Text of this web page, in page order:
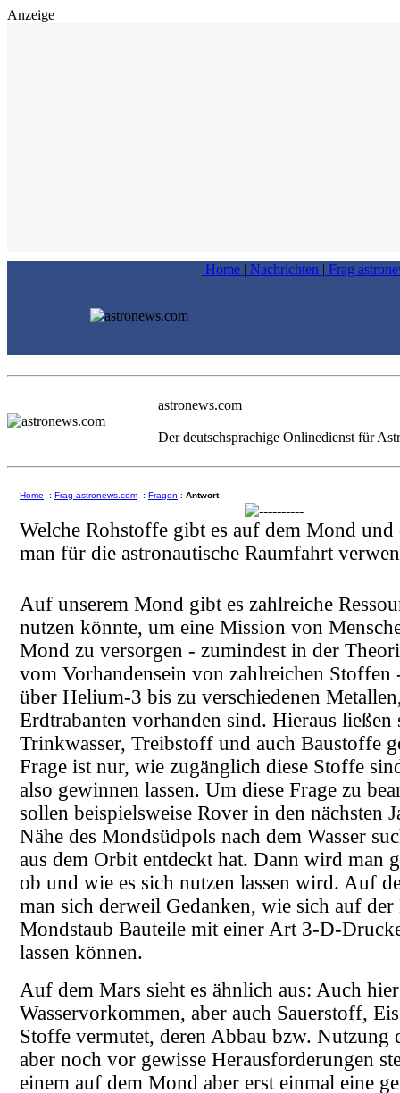
Anzeige
Home | Nachrichten | Frag
astronews.com
Der deutschsprachige Onlinedienst für
Home : Frag astronews.com : Fragen : Antwort
Welche Rohstoffe gibt es auf dem Mond und
man für die astronautische Raumfahrt
Auf unserem Mond gibt es zahlreiche
nutzen könnte, um eine Mission von
Mond zu versorgen - zumindest in der
vom Vorhandensein von zahlreichen Stoffen
über Helium-3 bis zu verschiedenen
Erdtrabanten vorhanden sind. Hieraus ließen
Trinkwasser, Treibstoff und auch Baustoffe
Frage ist nur, wie zugänglich diese Stoffe
also gewinnen lassen. Um diese Frage zu
sollen beispielsweise Rover in den nächsten
Nähe des Mondsüdpols nach dem Wasser
aus dem Orbit entdeckt hat. Dann wird man
ob und wie es sich nutzen lassen wird. Auf
man sich derweil Gedanken, wie sich auf der
Mondstaub Bauteile mit einer Art 3-D-
lassen können.
Auf dem Mars sieht es ähnlich aus: Auch
Wasservorkommen, aber auch Sauerstoff,
Stoffe vermutet, deren Abbau bzw. Nutzung
aber noch vor gewisse Herausforderungen
einem auf dem Mond aber erst einmal eine